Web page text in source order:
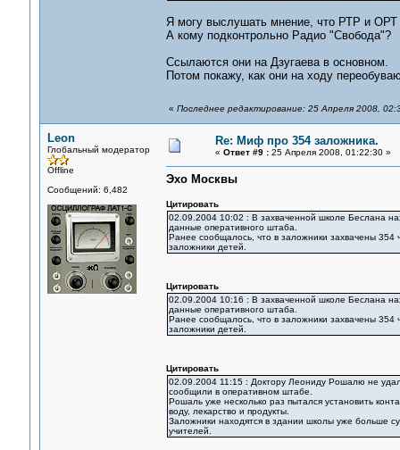
Я могу выслушать мнение, что РТР и ОРТ
А кому подконтрольно Радио "Свобода"?
Ссылаются они на Дзугаева в основном.
Потом покажу, как они на ходу
« Последнее редактирование: 25 Апреля 2008,
Leon
Глобальный модератор
Offline
Сообщений: 6,482
Re: Миф про 354 заложника.
« Ответ #9 :25 Апреля 2008, 01:22:30 »
Эхо Москвы
Цитировать
02.09.2004 10:02 : В захваченной школе Беслана
данные оперативного штаба.
Ранее сообщалось, что в заложники захвачены 354
заложники детей.
Цитировать
02.09.2004 10:16 : В захваченной школе Беслана
данные оперативного штаба.
Ранее сообщалось, что в заложники захвачены 354
заложники детей.
Цитировать
02.09.2004 11:15 : Доктору Леониду Рошалю не
сообщили в оперативном штабе.
Рошаль уже несколько раз пытался установить
воду, лекарство и продукты.
Заложники находятся в здании школы уже больше
учителей.